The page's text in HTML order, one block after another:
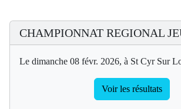
CHAMPIONNAT REGIONAL
Le dimanche 08 févr. 2026, à St Cyr Sur
Voir les résultats